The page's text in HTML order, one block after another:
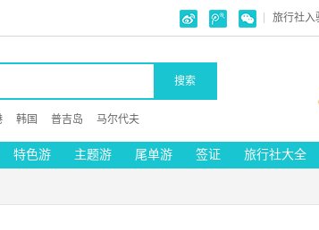
旅行社入
搜索
韩国 普吉岛 马尔代夫
特色游 主题游 尾单游 签证 旅行社大全